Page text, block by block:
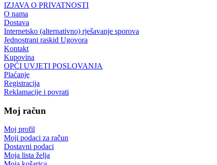
IZJAVA O PRIVATNOSTI
O nama
Dostava
Internetsko (alternativno) rješavanje sporova
Jednostrani raskid Ugovora
Kontakt
Kupovina
OPĆI UVJETI POSLOVANJA
Plaćanje
Registracija
Reklamacije i povrati
Moj račun
Moj profil
Moji podaci za račun
Dostavni podaci
Moja lista želja